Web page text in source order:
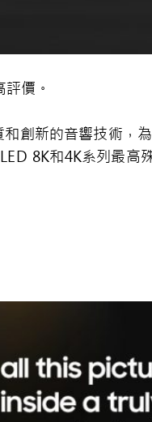
價。
創新的音響技術，
8K和4K系列最高